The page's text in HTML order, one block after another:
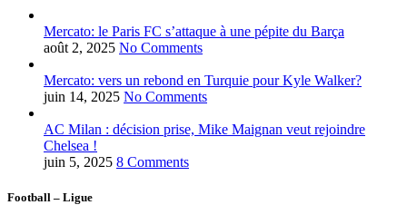
Mercato: le Paris FC s’attaque à une pépite du Barça
août 2, 2025 No Comments
Mercato: vers un rebond en Turquie pour Kyle Walker?
juin 14, 2025 No Comments
AC Milan : décision prise, Mike Maignan veut rejoindre
Chelsea !
juin 5, 2025 8 Comments
Football – Ligue